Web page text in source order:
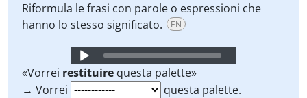
Riformula le frasi con parole o espressioni che
hanno lo stesso significato.
EN
Audio
Player
«Vorrei restituire questa palette»
→ Vorrei
questa palette.